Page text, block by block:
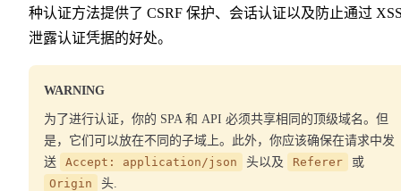
种认证方法提供了 CSRF 保护、会话认证以及防止通过
泄露认证凭据的好处。
WARNING
为了进行认证，你的 SPA 和 API 必须共享相同的顶级域名。但
是，它们可以放在不同的子域上。此外，你应该确保在请求中发
送
Accept: application/json 头以及 Referer
或
Origin
头.